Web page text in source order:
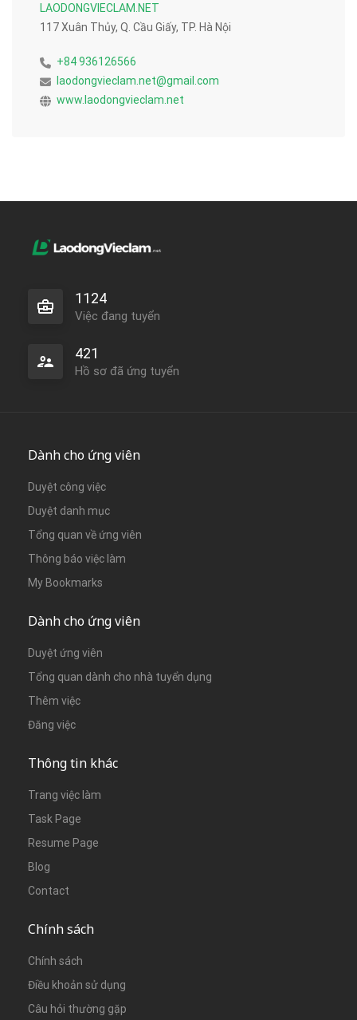
LAODONGVIECLAM.NET
117 Xuân Thủy, Q. Cầu Giấy, TP. Hà Nội
+84 936126566
laodongvieclam.net@gmail.com
www.laodongvieclam.net
1124
Việc đang tuyển
421
Hồ sơ đã ứng tuyển
Dành cho ứng viên
Duyệt công việc
Duyệt danh mục
Tổng quan về ứng viên
Thông báo việc làm
My Bookmarks
Dành cho ứng viên
Duyệt ứng viên
Tổng quan dành cho nhà tuyển dụng
Thêm việc
Đăng việc
Thông tin khác
Trang việc làm
Task Page
Resume Page
Blog
Contact
Chính sách
Chính sách
Điều khoản sử dụng
Câu hỏi thường gặp